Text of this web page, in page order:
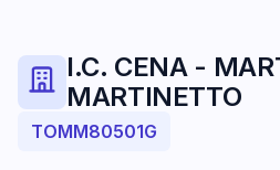
I.C. CENA -
MARTINETTO
TOMM80501G